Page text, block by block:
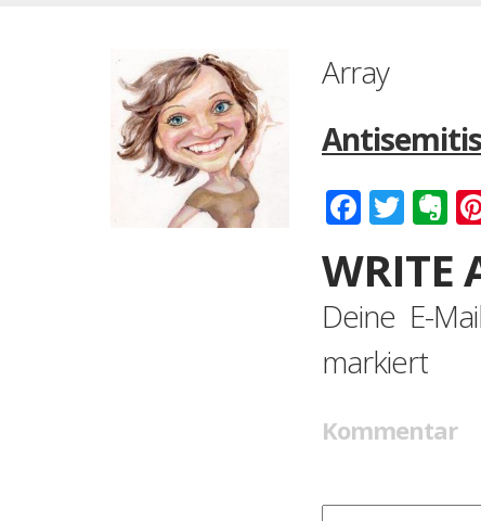
Array
WRITE
Deine E-
markiert
Kommentar